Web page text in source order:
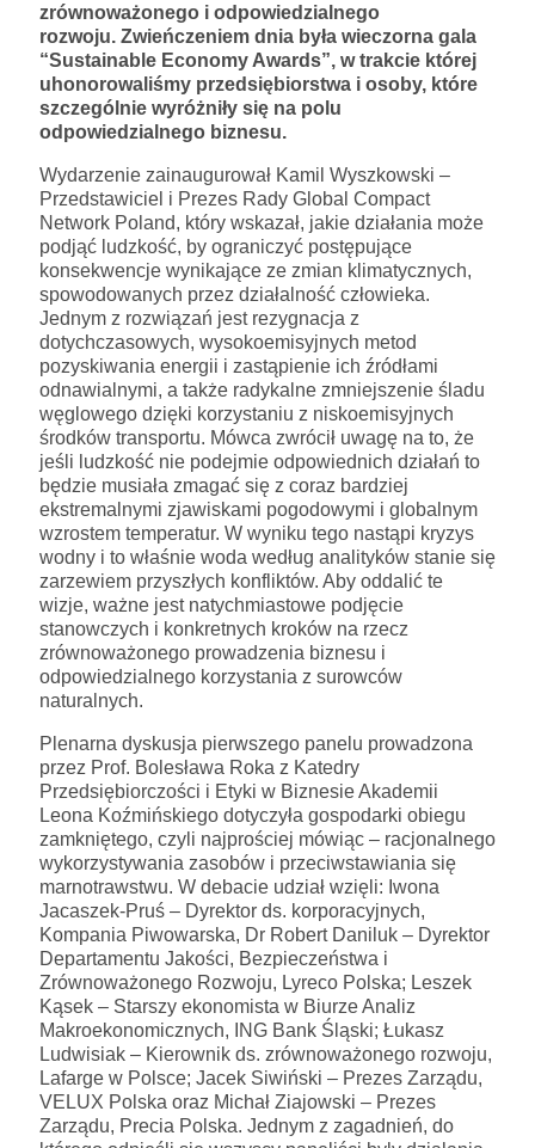
zrównoważonego i odpowiedzialnego
rozwoju. Zwieńczeniem dnia była wieczorna gala
“Sustainable Economy Awards”, w trakcie której
uhonorowaliśmy przedsiębiorstwa i osoby, które
szczególnie wyróżniły się na polu
odpowiedzialnego biznesu.
Wydarzenie zainaugurował Kamil Wyszkowski –
Przedstawiciel i Prezes Rady Global Compact
Network Poland, który wskazał, jakie działania może
podjąć ludzkość, by ograniczyć postępujące
konsekwencje wynikające ze zmian klimatycznych,
spowodowanych przez działalność człowieka.
Jednym z rozwiązań jest rezygnacja z
dotychczasowych, wysokoemisyjnych metod
pozyskiwania energii i zastąpienie ich źródłami
odnawialnymi, a także radykalne zmniejszenie śladu
węglowego dzięki korzystaniu z niskoemisyjnych
środków transportu. Mówca zwrócił uwagę na to, że
jeśli ludzkość nie podejmie odpowiednich działań to
będzie musiała zmagać się z coraz bardziej
ekstremalnymi zjawiskami pogodowymi i globalnym
wzrostem temperatur. W wyniku tego nastąpi kryzys
wodny i to właśnie woda według analityków stanie się
zarzewiem przyszłych konfliktów. Aby oddalić te
wizje, ważne jest natychmiastowe podjęcie
stanowczych i konkretnych kroków na rzecz
zrównoważonego prowadzenia biznesu i
odpowiedzialnego korzystania z surowców
naturalnych.
Plenarna dyskusja pierwszego panelu prowadzona
przez Prof. Bolesława Roka z Katedry
Przedsiębiorczości i Etyki w Biznesie Akademii
Leona Koźmińskiego dotyczyła gospodarki obiegu
zamkniętego, czyli najprościej mówiąc – racjonalnego
wykorzystywania zasobów i przeciwstawiania się
marnotrawstwu. W debacie udział wzięli: Iwona
Jacaszek-Pruś – Dyrektor ds. korporacyjnych,
Kompania Piwowarska, Dr Robert Daniluk – Dyrektor
Departamentu Jakości, Bezpieczeństwa i
Zrównoważonego Rozwoju, Lyreco Polska; Leszek
Kąsek – Starszy ekonomista w Biurze Analiz
Makroekonomicznych, ING Bank Śląski; Łukasz
Ludwisiak – Kierownik ds. zrównoważonego rozwoju,
Lafarge w Polsce; Jacek Siwiński – Prezes Zarządu,
VELUX Polska oraz Michał Ziajowski – Prezes
Zarządu, Precia Polska. Jednym z zagadnień, do